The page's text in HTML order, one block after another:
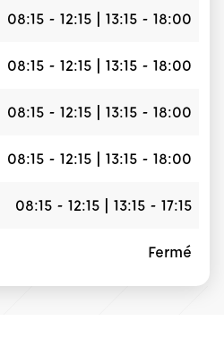
08:15 - 12:15 | 13:15 - 18:00
08:15 - 12:15 | 13:15 - 18:00
08:15 - 12:15 | 13:15 - 18:00
08:15 - 12:15 | 13:15 - 18:00
08:15 - 12:15 | 13:15 - 17:15
Fermé